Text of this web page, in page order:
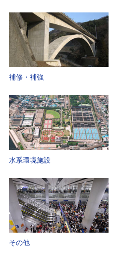
補修・補強
水系環境施設
その他